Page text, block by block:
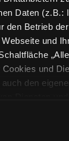
Daten (z.B.:
den Betrieb
und
Cookies und
den
des EWR ohne
Süd -
SIE